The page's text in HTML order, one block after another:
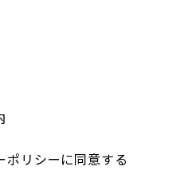
ポリシーに同意する